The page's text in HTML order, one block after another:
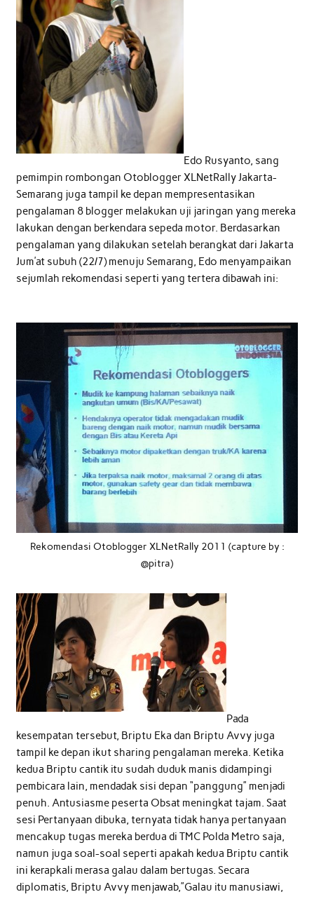
Edo Rusyanto, sang
pemimpin rombongan Otoblogger XLNetRally Jakarta-
Semarang juga tampil ke depan mempresentasikan
pengalaman 8 blogger melakukan uji jaringan yang mereka
lakukan dengan berkendara sepeda motor. Berdasarkan
pengalaman yang dilakukan setelah berangkat dari Jakarta
Jum’at subuh (22/7) menuju Semarang, Edo menyampaikan
sejumlah rekomendasi seperti yang tertera dibawah ini:
Rekomendasi Otoblogger XLNetRally 2011 (capture by :
@pitra)
Pada
kesempatan tersebut, Briptu Eka dan Briptu Avvy juga
tampil ke depan ikut sharing pengalaman mereka. Ketika
kedua Briptu cantik itu sudah duduk manis didampingi
pembicara lain, mendadak sisi depan “panggung” menjadi
penuh. Antusiasme peserta Obsat meningkat tajam. Saat
sesi Pertanyaan dibuka, ternyata tidak hanya pertanyaan
mencakup tugas mereka berdua di TMC Polda Metro saja,
namun juga soal-soal seperti apakah kedua Briptu cantik
ini kerapkali merasa galau dalam bertugas. Secara
diplomatis, Briptu Avvy menjawab,”Galau itu manusiawi,